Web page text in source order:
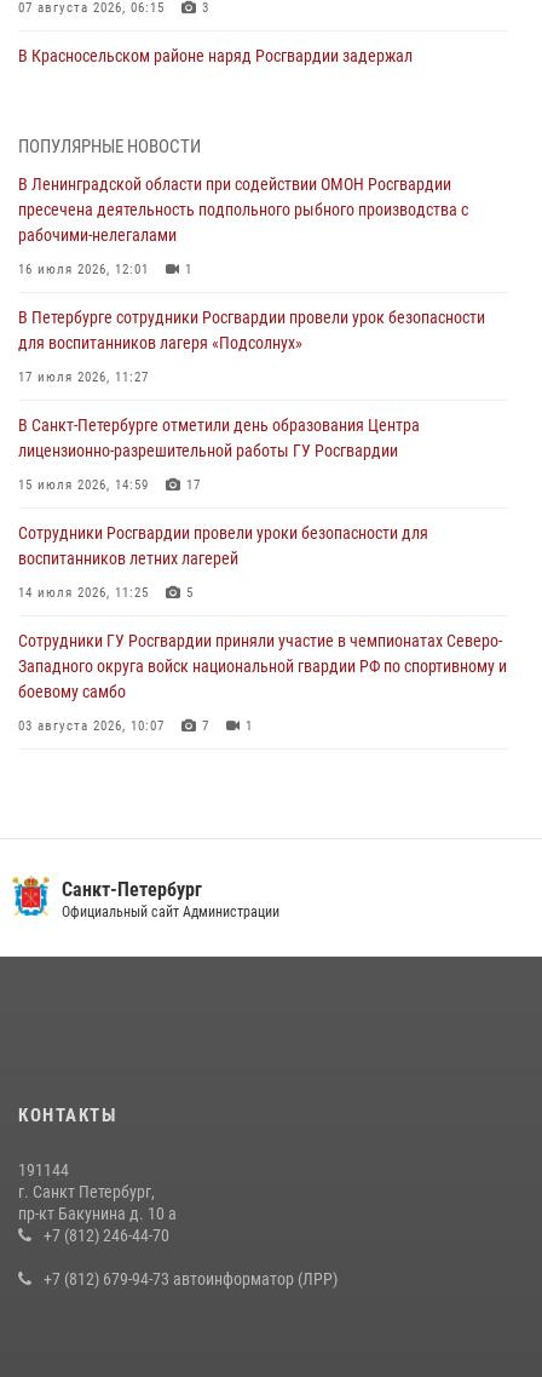
07 августа 2026, 06:15 3
В Красносельском районе наряд Росгвардии задержал
06 августа 2026, 13:39 1
В Центральном районе росгвардейцы оперативно задержали
хулигана, стрелявшего из пускового устройства рядом с жилыми
домами
06 августа 2026, 11:36
Сотрудники и военнослужащие Росгвардии обеспечили
правопорядок при проведении матча "Зенит" - "Балтика"
06 августа 2026, 07:30
В Выборгском районе наряд Росгвардии обнаружил
разыскиваемый преступный автотранспорт
05 августа 2026, 12:25 2
Петербургские росгвардейцы обнаружили объявленный в розыск
автомобиль, ранее использовавшийся при совершении кражи в
Ленобласти
ПОПУЛЯРНЫЕ НОВОСТИ
В Ленинградской области при содействии ОМОН Росгвардии
пресечена деятельность подпольного рыбного производства с
рабочими-нелегалами
16 июля 2026, 12:01 1
В Петербурге сотрудники Росгвардии провели урок безопасности
для воспитанников лагеря «Подсолнух»
17 июля 2026, 11:27
В Санкт-Петербурге отметили день образования Центра
лицензионно-разрешительной работы ГУ Росгвардии
15 июля 2026, 14:59 17
Сотрудники Росгвардии провели уроки безопасности для
воспитанников летних лагерей
14 июля 2026, 11:25 5
Сотрудники ГУ Росгвардии приняли участие в чемпионатах Северо-
Западного округа войск национальной гвардии РФ по спортивному и
боевому самбо
03 августа 2026, 10:07 7 1
В Красногвардейском районе росгвардейцы задержали хулигана,
угрожавшего мужчине пневматическим пистолетом
на III Международном петербургском цифровом форуме
В Ленобласти сотрудники Росгвардии провели встречу с
воспитанниками детского клуба «Умные каникулы»
Санкт-Петербург
Официальный сайт Администрации
КОНТАКТЫ
191144
г. Санкт Петербург,
пр-кт Бакунина д. 10 а
+7 (812) 246-44-70
+7 (812) 679-94-73 автоинформатор (ЛРР)